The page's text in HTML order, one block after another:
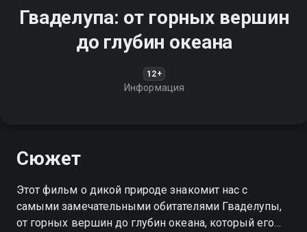
Гваделупа: от горных вершин
до глубин океана
12+
Информация
Сюжет
Этот фильм о дикой природе знакомит нас с
самыми замечательными обитателями Гваделупы,
от горных вершин до глубин океана, который его